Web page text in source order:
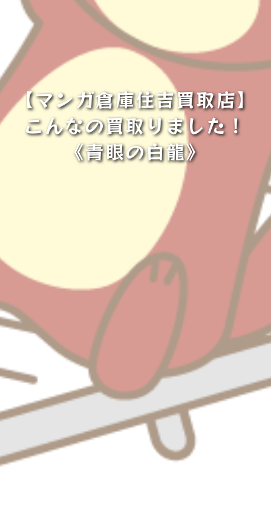
【マンガ倉庫住吉買取店】
こんなの買取りました！
《青眼の白龍》